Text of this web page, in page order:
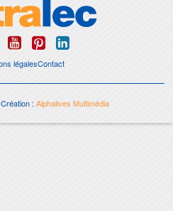
légalesContact
:Alphalives Multimédia